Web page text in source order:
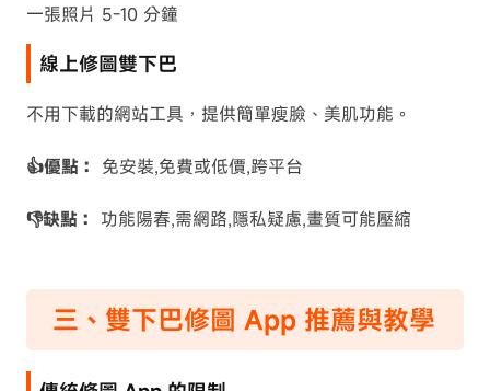
一張照片 5-10 分鐘
線上修圖雙下巴
不用下載的網站工具，提供簡單瘦臉、美肌功能。
👍優點： 免安裝,免費或低價,跨平台
👎缺點： 功能陽春,需網路,隱私疑慮,畫質可能壓縮
三、雙下巴修圖 App 推薦與教學